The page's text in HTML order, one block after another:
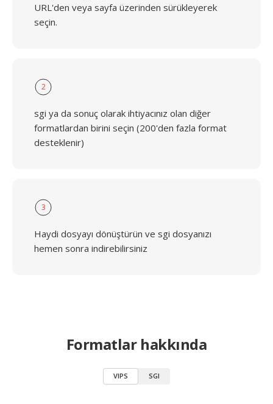
URL'den veya sayfa üzerinden sürükleyerek
seçin.
2
sgi ya da sonuç olarak ihtiyacınız olan diğer
formatlardan birini seçin (200'den fazla format
desteklenir)
3
Haydi dosyayı dönüştürün ve sgi dosyanızı
hemen sonra indirebilirsiniz
Formatlar hakkında
VIPS SGI